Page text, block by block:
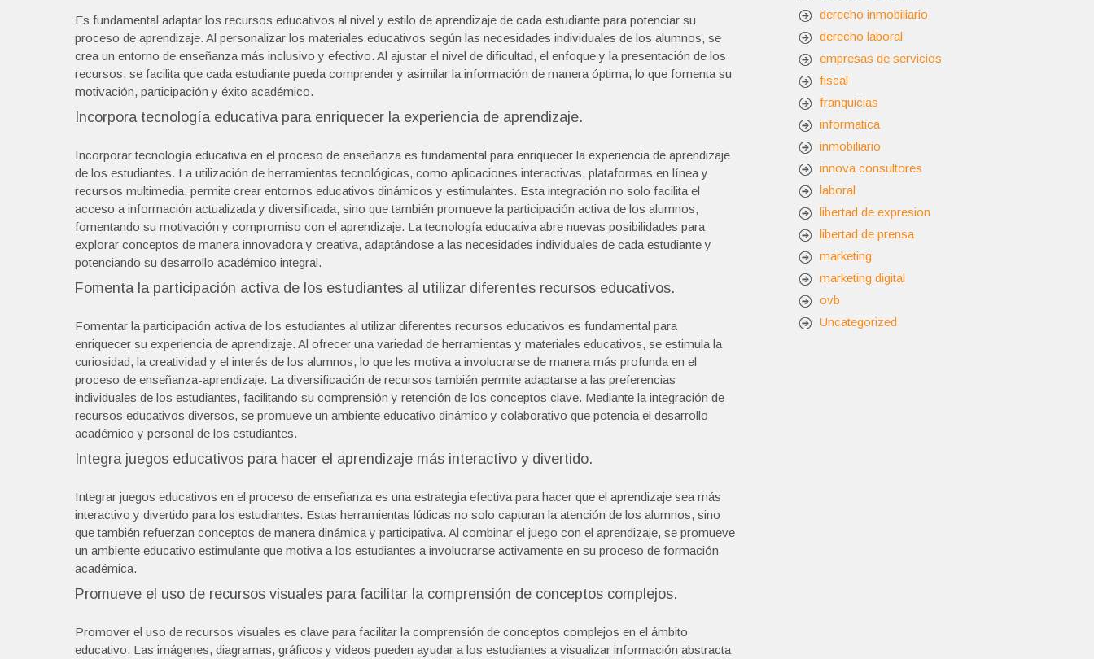
Es fundamental adaptar los recursos educativos al nivel y estilo de aprendizaje de cada estudiante para potenciar su
proceso de aprendizaje. Al personalizar los materiales educativos según las necesidades individuales de los alumnos, se
crea un entorno de enseñanza más inclusivo y efectivo. Al ajustar el nivel de dificultad, el enfoque y la presentación de los
recursos, se facilita que cada estudiante pueda comprender y asimilar la información de manera óptima, lo que fomenta su
motivación, participación y éxito académico.
Incorpora tecnología educativa para enriquecer la experiencia de aprendizaje.
Incorporar tecnología educativa en el proceso de enseñanza es fundamental para enriquecer la experiencia de aprendizaje
de los estudiantes. La utilización de herramientas tecnológicas, como aplicaciones interactivas, plataformas en línea y
recursos multimedia, permite crear entornos educativos dinámicos y estimulantes. Esta integración no solo facilita el
acceso a información actualizada y diversificada, sino que también promueve la participación activa de los alumnos,
fomentando su motivación y compromiso con el aprendizaje. La tecnología educativa abre nuevas posibilidades para
explorar conceptos de manera innovadora y creativa, adaptándose a las necesidades individuales de cada estudiante y
potenciando su desarrollo académico integral.
Fomenta la participación activa de los estudiantes al utilizar diferentes recursos educativos.
Fomentar la participación activa de los estudiantes al utilizar diferentes recursos educativos es fundamental para
enriquecer su experiencia de aprendizaje. Al ofrecer una variedad de herramientas y materiales educativos, se estimula la
curiosidad, la creatividad y el interés de los alumnos, lo que les motiva a involucrarse de manera más profunda en el
proceso de enseñanza-aprendizaje. La diversificación de recursos también permite adaptarse a las preferencias
individuales de los estudiantes, facilitando su comprensión y retención de los conceptos clave. Mediante la integración de
recursos educativos diversos, se promueve un ambiente educativo dinámico y colaborativo que potencia el desarrollo
académico y personal de los estudiantes.
Integra juegos educativos para hacer el aprendizaje más interactivo y divertido.
Integrar juegos educativos en el proceso de enseñanza es una estrategia efectiva para hacer que el aprendizaje sea más
interactivo y divertido para los estudiantes. Estas herramientas lúdicas no solo capturan la atención de los alumnos, sino
que también refuerzan conceptos de manera dinámica y participativa. Al combinar el juego con el aprendizaje, se promueve
un ambiente educativo estimulante que motiva a los estudiantes a involucrarse activamente en su proceso de formación
académica.
Promueve el uso de recursos visuales para facilitar la comprensión de conceptos complejos.
Promover el uso de recursos visuales es clave para facilitar la comprensión de conceptos complejos en el ámbito
educativo. Las imágenes, diagramas, gráficos y videos pueden ayudar a los estudiantes a visualizar información abstracta
derecho inmobiliario
derecho laboral
empresas de servicios
fiscal
franquicias
informatica
inmobiliario
innova consultores
laboral
libertad de expresion
libertad de prensa
marketing
marketing digital
ovb
Uncategorized